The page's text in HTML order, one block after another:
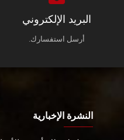
البريد الإلكتروني
أرسل استفسارك.
النشرة الإخبارية